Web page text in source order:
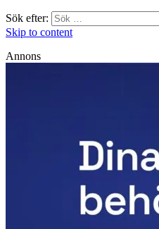
Sök efter:
Skip to content
Annons